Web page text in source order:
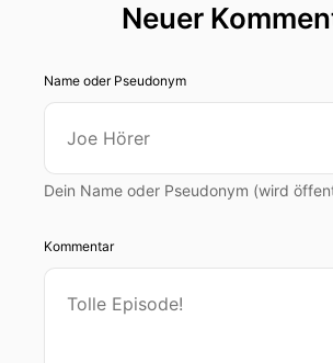
Neuer
Name oder Pseudonym
Dein Name oder Pseudonym (wird
Kommentar